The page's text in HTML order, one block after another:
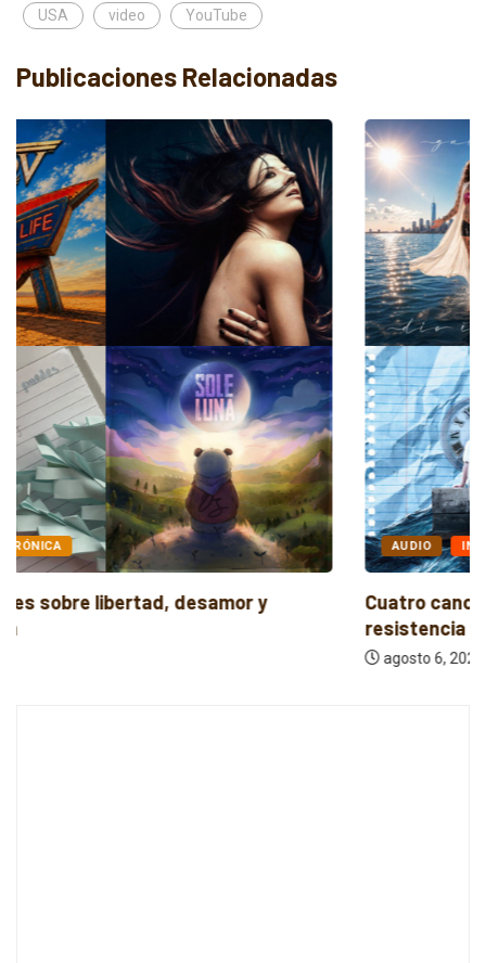
USA video YouTube
Publicaciones Relacionadas
AUDIO INDIE
Cuatro canciones independientes entre reflexión y
resistencia